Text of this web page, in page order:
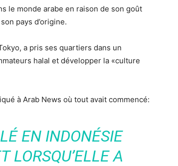
le monde arabe en raison de son goût
pays d’origine.
a pris ses quartiers dans un
halal et développer la «culture
à Arab News où tout avait commencé:
EN INDONÉSIE
LORSQU’ELLE A